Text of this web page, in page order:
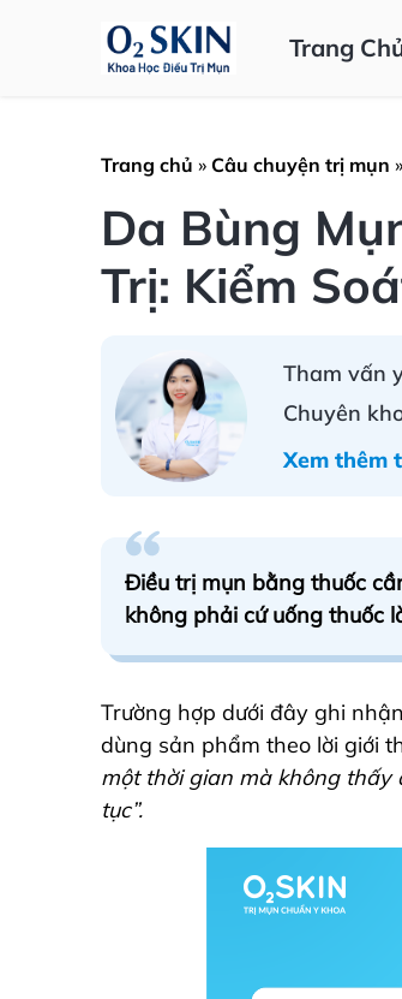
Trang
Trang chủ » Câu chuyện trị mụn »
Da Bùng
Trị: Kiểm
Tham vấn
Chuyên
Xem thêm
Điều trị mụn bằng thuốc
không phải cứ uống thuốc
Trường hợp dưới đây ghi
dùng sản phẩm theo lời giới
một thời gian mà không thấy
tục”.